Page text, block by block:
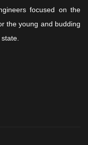
focused on the
the young and budding